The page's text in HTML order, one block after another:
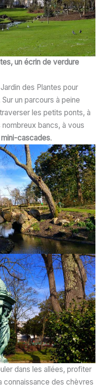
un écrin de verdure
des Plantes pour
Sur un parcours à peine
les petits ponts, à
nombreux bancs, à vous
mini-cascades.
dans les allées, profiter
connaissance des chèvres